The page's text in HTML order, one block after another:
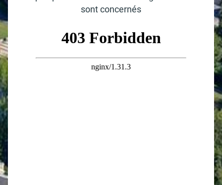
sont concer­nés